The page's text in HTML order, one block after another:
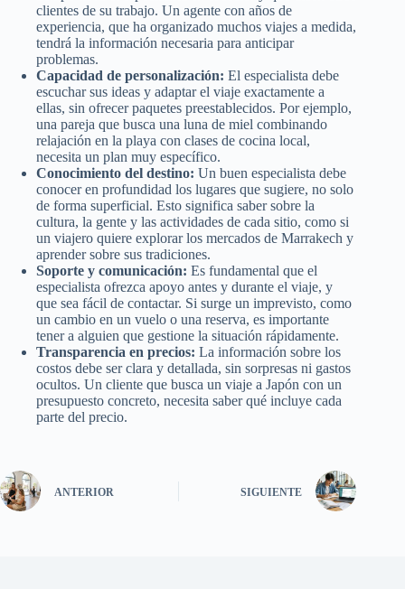
clientes de su trabajo. Un agente con años de
experiencia, que ha organizado muchos viajes a medida,
tendrá la información necesaria para anticipar
problemas.
Capacidad de personalización: El especialista debe
escuchar sus ideas y adaptar el viaje exactamente a
ellas, sin ofrecer paquetes preestablecidos. Por ejemplo,
una pareja que busca una luna de miel combinando
relajación en la playa con clases de cocina local,
necesita un plan muy específico.
Conocimiento del destino: Un buen especialista debe
conocer en profundidad los lugares que sugiere, no solo
de forma superficial. Esto significa saber sobre la
cultura, la gente y las actividades de cada sitio, como si
un viajero quiere explorar los mercados de Marrakech y
aprender sobre sus tradiciones.
Soporte y comunicación: Es fundamental que el
especialista ofrezca apoyo antes y durante el viaje, y
que sea fácil de contactar. Si surge un imprevisto, como
un cambio en un vuelo o una reserva, es importante
tener a alguien que gestione la situación rápidamente.
Transparencia en precios: La información sobre los
costos debe ser clara y detallada, sin sorpresas ni gastos
ocultos. Un cliente que busca un viaje a Japón con un
presupuesto concreto, necesita saber qué incluye cada
parte del precio.
ANTERIOR SIGUIENTE